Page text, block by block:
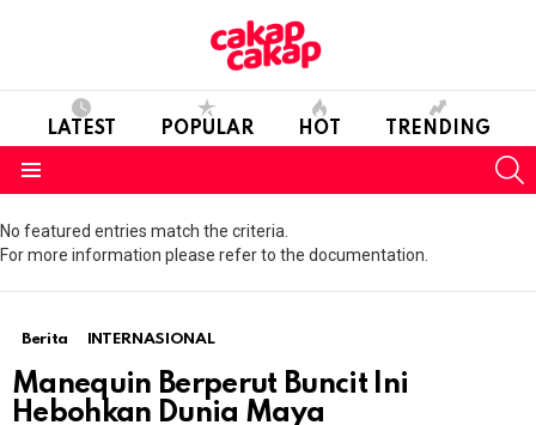
LATEST POPULAR HOT TRENDING
No featured entries match the criteria.
For more information please refer to the documentation.
Berita INTERNASIONAL
Manequin Berperut Buncit Ini
Hebohkan Dunia Maya